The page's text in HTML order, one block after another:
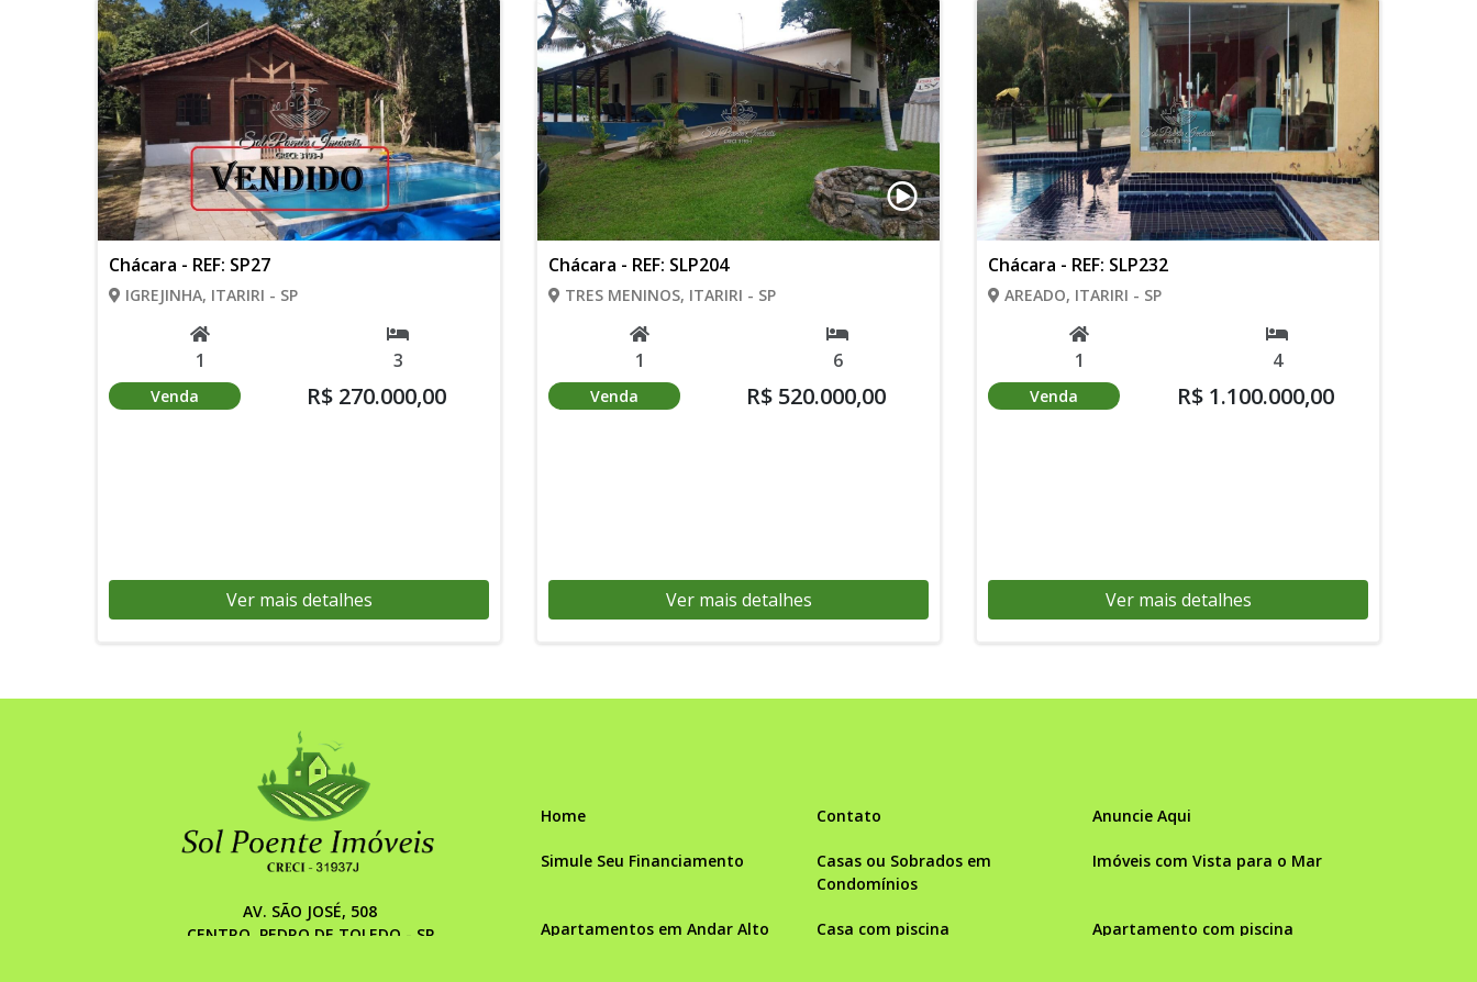
Chácara - REF: SP27
IGREJINHA, ITARIRI - SP
1 3
Venda R$ 270.000,00
Ver mais detalhes
Chácara - REF: SLP204
TRES MENINOS, ITARIRI - SP
1 6
Venda R$ 520.000,00
Ver mais detalhes
Chácara - REF: SLP232
AREADO, ITARIRI - SP
1 4
Venda R$ 1.100.000,00
Ver mais detalhes
AV. SÃO JOSÉ, 508
CENTRO, PEDRO DE TOLEDO - SP
Home Contato Anuncie Aqui
Simule Seu Financiamento
Casas ou Sobrados em
Condomínios
Imóveis com Vista para o Mar
Apartamentos em Andar Alto Casa com piscina Apartamento com piscina